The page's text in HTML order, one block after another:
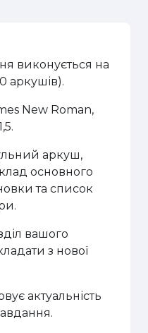
виконується на
аркушів).
New Roman,
аркуш,
основного
та список
вашого
з нової
актуальність